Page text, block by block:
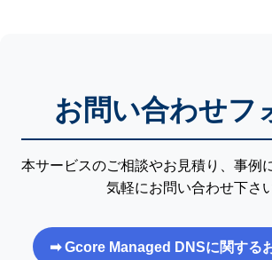
お問い合わせフ
本サービスのご相談やお見積り、事例
気軽にお問い合わせ下さい
➡ Gcore Managed DNSに関する